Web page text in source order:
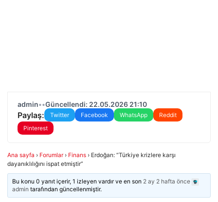
admin••Güncellendi: 22.05.2026 21:10
Paylaş: Twitter Facebook WhatsApp
Reddit
Pinterest
Ana sayfa › Forumlar › Finans › Erdoğan: “Türkiye krizlere karşı
dayanıklılığını ispat etmiştir”
Bu konu 0 yanıt içerir, 1 izleyen vardır ve en son 2 ay 2 hafta önce
admin tarafından güncellenmiştir.